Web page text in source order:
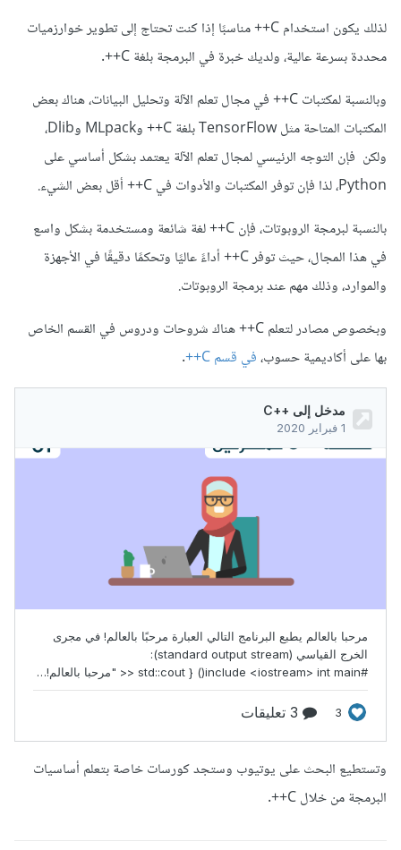
لذلك يكون استخدام C++ مناسبًا إذا كنت تحتاج إلى تطوير خوارزميات
محددة بسرعة عالية، ولديك خبرة في البرمجة بلغة C++.
وبالنسبة لمكتبات C++ في مجال تعلم الآلة وتحليل البيانات، هناك بعض
المكتبات المتاحة مثل TensorFlow بلغة C++ وMLpack وDlib،
ولكن فإن التوجه الرئيسي لمجال تعلم الآلة يعتمد بشكل أساسي على
Python، لذا فإن توفر المكتبات والأدوات في C++ أقل بعض الشيء.
بالنسبة لبرمجة الروبوتات، فإن C++ لغة شائعة ومستخدمة بشكل واسع
في هذا المجال، حيث توفر C++ أداءً عاليًا وتحكمًا دقيقًا في الأجهزة
والموارد، وذلك مهم عند برمجة الروبوتات.
وبخصوص مصادر لتعلم C++ هناك شروحات ودروس في القسم الخاص
بها على أكاديمية حسوب،في قسم C++ .
وتستطيع البحث على يوتيوب وستجد كورسات خاصة بتعلم أساسيات
البرمجة من خلال C++.